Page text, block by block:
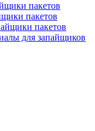
пакетов
пакетов
пакетов
для запайщиков